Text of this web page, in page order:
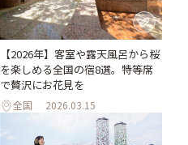
【2026年】客室や露天風呂から桜
を楽しめる全国の宿8選。特等席
で贅沢にお花見を
全国 2026.03.15